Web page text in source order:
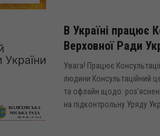
В Україні працює
Верховної Ради
Увага! Працює
людини Консультаційний
та офлайн щодо:
на підконтрольну Уряду